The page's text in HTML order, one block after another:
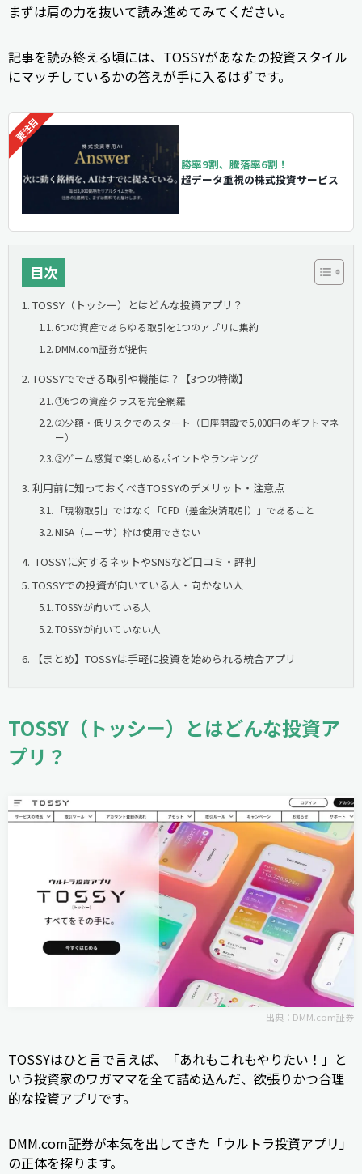
まずは肩の力を抜いて読み進めてみてください。
記事を読み終える頃には、TOSSYがあなたの投資スタイル
にマッチしているかの答えが手に入るはずです。
勝率9割、騰落率6割！
超データ重視の株式投資サービス
目次
TOSSY（トッシー）とはどんな投資アプリ？
6つの資産であらゆる取引を1つのアプリに集約
DMM.com証券が提供
TOSSYでできる取引や機能は？【3つの特徴】
①6つの資産クラスを完全網羅
②少額・低リスクでのスタート（口座開設で5,000円のギフトマネ
ー）
③ゲーム感覚で楽しめるポイントやランキング
利用前に知っておくべきTOSSYのデメリット・注意点
「現物取引」ではなく「CFD（差金決済取引）」であること
NISA（ニーサ）枠は使用できない
TOSSYに対するネットやSNSなど口コミ・評判
TOSSYでの投資が向いている人・向かない人
TOSSYが向いている人
TOSSYが向いていない人
【まとめ】TOSSYは手軽に投資を始められる統合アプリ
TOSSY（トッシー）とはどんな投資ア
プリ？
出典： DMM.com証券
TOSSYはひと言で言えば、「あれもこれもやりたい！」と
いう投資家のワガママを全て詰め込んだ、欲張りかつ合理
的な投資アプリです。
DMM.com証券が本気を出してきた「ウルトラ投資アプリ」
の正体を探ります。